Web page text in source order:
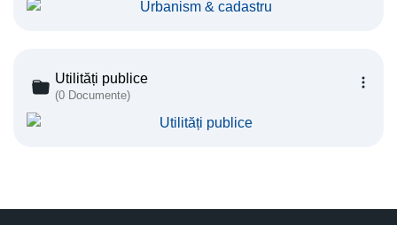
Utilități publice
(0 Documente)